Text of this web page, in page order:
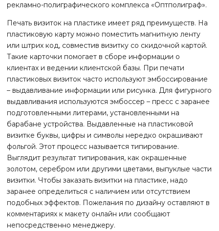
рекламно-полиграфического комплекса «Оптполиграф».
Печать визиток на пластике имеет ряд преимуществ. На
пластиковую карту можно поместить магнитную ленту
или штрих код, совместив визитку со скидочной картой.
Такие карточки помогает в сборе информации о
клиентах и ведении клиентской базы. При печати
пластиковых визиток часто используют эмбоссирование
– выдавливание информации или рисунка. Для фигурного
выдавливания используются эмбоссер – пресс с заранее
подготовленными литерами, установленными на
барабане устройства. Выдавленные на пластиковой
визитке буквы, цифры и символы нередко окрашивают
фольгой. Этот процесс называется типирование.
Выглядит результат типирования, как окрашенные
золотом, серебром или другими цветами, выпуклые части
визитки. Чтобы заказать визитки на пластике, надо
заранее определиться с наличием или отсутствием
подобных эффектов. Пожелания по дизайну оставляют в
комментариях к макету онлайн или сообщают
непосредственно менеджеру.